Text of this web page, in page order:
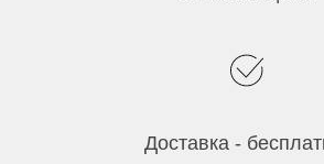
Доставка -